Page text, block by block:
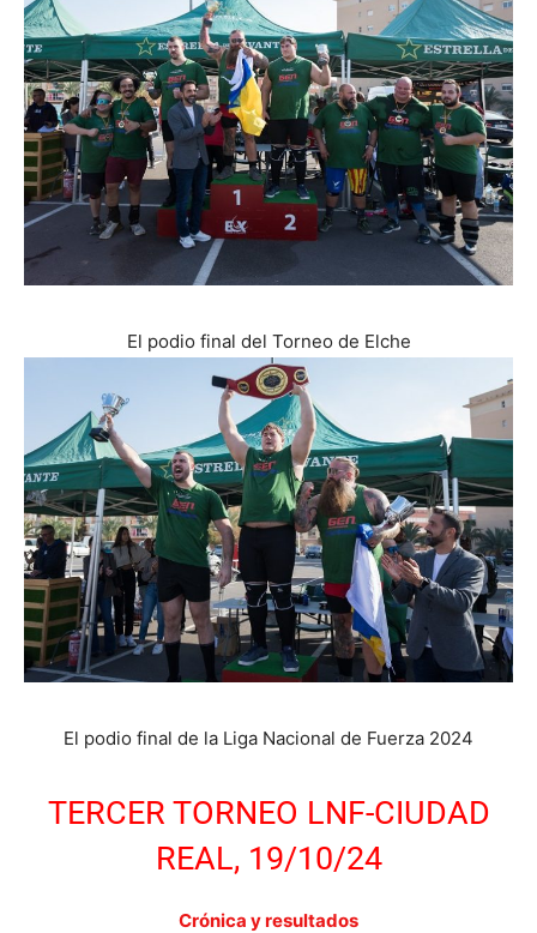
El podio final del Torneo de Elche
El podio final de la Liga Nacional de Fuerza 2024
TERCER TORNEO LNF-CIUDAD
REAL, 19/10/24
Crónica y resultados